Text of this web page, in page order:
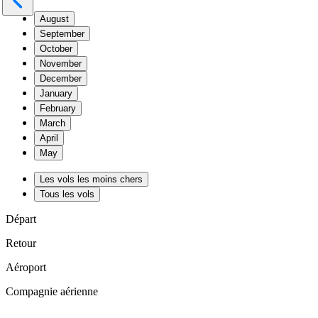
August
September
October
November
December
January
February
March
April
May
Les vols les moins chers
Tous les vols
Départ
Retour
Aéroport
Compagnie aérienne